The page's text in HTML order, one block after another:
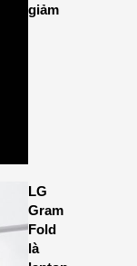
giảm
LG
Gram
Fold
là